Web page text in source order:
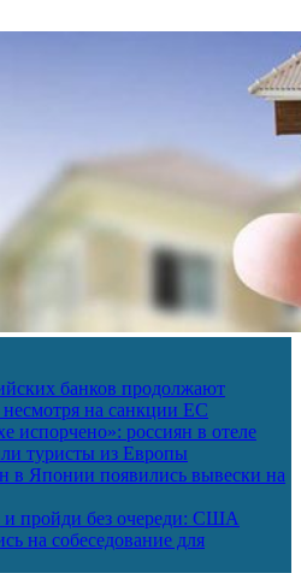
банков продолжают
несмотря на санкции ЕС
испорчено»: россиян в отеле
туристы из Европы
в Японии появились вывески на
и пройди без очереди: США
на собеседование для